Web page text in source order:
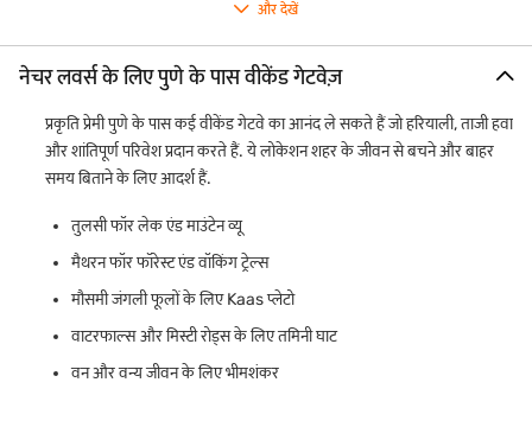
और देखें
नेचर लवर्स के लिए पुणे के पास वीकेंड गेटवेज़
प्रकृति प्रेमी पुणे के पास कई वीकेंड गेटवे का आनंद ले सकते हैं जो हरियाली, ताजी हवा
और शांतिपूर्ण परिवेश प्रदान करते हैं. ये लोकेशन शहर के जीवन से बचने और बाहर
समय बिताने के लिए आदर्श हैं.
तुलसी फॉर लेक एंड माउंटेन व्यू
मैथरन फॉर फॉरेस्ट एंड वॉकिंग ट्रेल्स
मौसमी जंगली फूलों के लिए Kaas प्लेटो
वाटरफाल्स और मिस्टी रोड्स के लिए तमिनी घाट
वन और वन्य जीवन के लिए भीमशंकर